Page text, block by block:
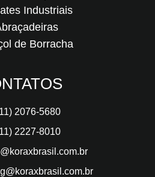
Industriais
de Borracha
2076-5680
2227-8010